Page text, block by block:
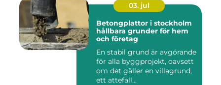
03. jul
Betongplattor i stockholm
hållbara grunder för hem
och företag
En stabil grund är avgörande
för alla byggprojekt, oavsett
om det gäller en villagrund,
ett attefall...